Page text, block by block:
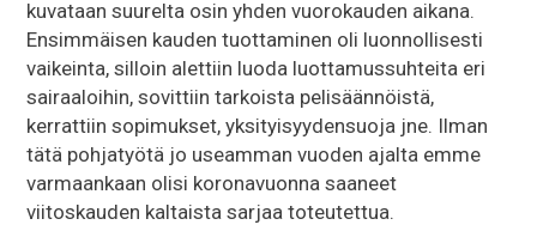
kuvataan suurelta osin yhden vuorokauden aikana.
Ensimmäisen kauden tuottaminen oli luonnollisesti
vaikeinta, silloin alettiin luoda luottamussuhteita eri
sairaaloihin, sovittiin tarkoista pelisäännöistä,
kerrattiin sopimukset, yksityisyydensuoja jne. Ilman
tätä pohjatyötä jo useamman vuoden ajalta emme
varmaankaan olisi koronavuonna saaneet
viitoskauden kaltaista sarjaa toteutettua.